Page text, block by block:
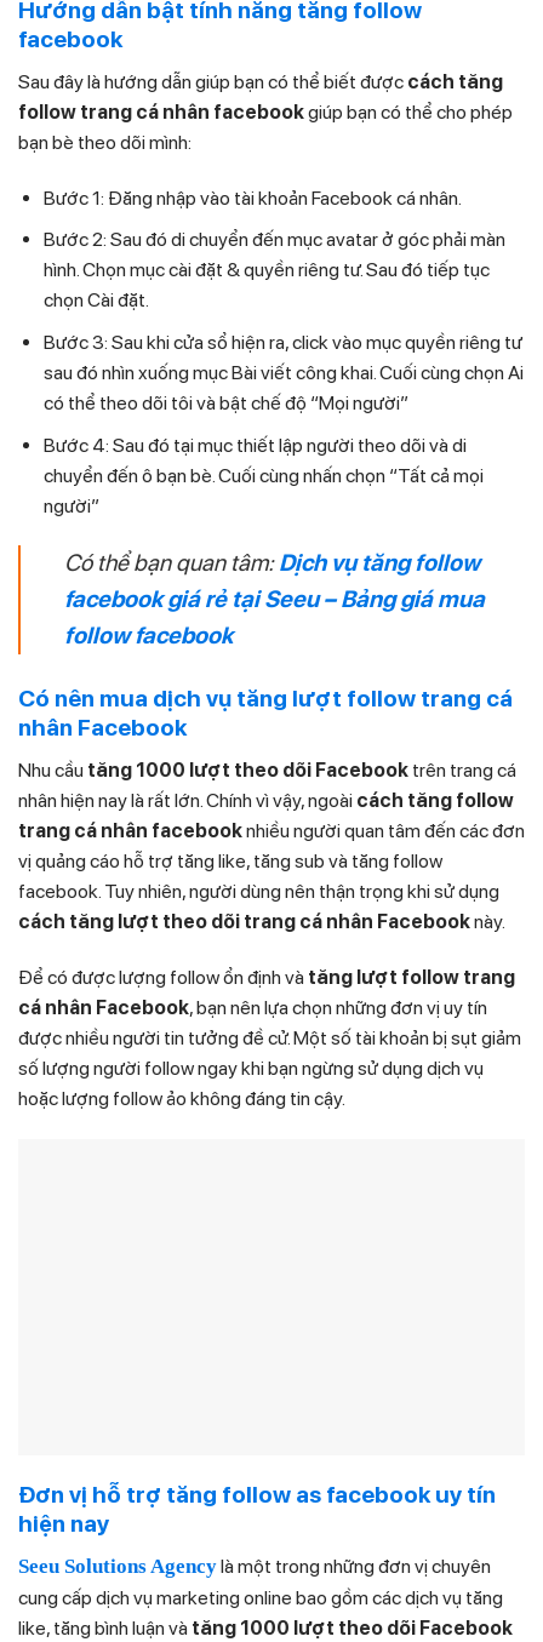
Hướng dẫn bật tính năng tăng follow
facebook
Sau đây là hướng dẫn giúp bạn có thể biết được cách tăng
follow trang cá nhân facebookgiúp bạn có thể cho phép
bạn bè theo dõi mình:
Bước 1: Đăng nhập vào tài khoản Facebook cá nhân.
Bước 2: Sau đó di chuyển đến mục avatar ở góc phải màn
hình. Chọn mục cài đặt & quyền riêng tư. Sau đó tiếp tục
chọn Cài đặt.
Bước 3: Sau khi cửa sổ hiện ra, click vào mục quyền riêng tư
sau đó nhìn xuống mục Bài viết công khai. Cuối cùng chọn Ai
có thể theo dõi tôi và bật chế độ “Mọi người”
Bước 4: Sau đó tại mục thiết lập người theo dõi và di
chuyển đến ô bạn bè. Cuối cùng nhấn chọn “Tất cả mọi
người”
Có thể bạn quan tâm:Dịch vụ tăng follow
facebook giá rẻ tại Seeu – Bảng giá mua
follow facebook
Có nên mua dịch vụ tăng lượt follow trang cá
nhân Facebook
Nhu cầu tăng 1000 lượt theo dõi Facebook trên trang cá
nhân hiện nay là rất lớn. Chính vì vậy, ngoài cách tăng follow
trang cá nhân facebooknhiều người quan tâm đến các đơn
vị quảng cáo hỗ trợ tăng like, tăng sub và tăng follow
facebook. Tuy nhiên, người dùng nên thận trọng khi sử dụng
cách tăng lượt theo dõi trang cá nhân Facebooknày.
Để có được lượng follow ổn định và tăng lượt follow trang
cá nhân Facebook, bạn nên lựa chọn những đơn vị uy tín
được nhiều người tin tưởng đề cử. Một số tài khoản bị sụt giảm
số lượng người follow ngay khi bạn ngừng sử dụng dịch vụ
hoặc lượng follow ảo không đáng tin cậy.
Đơn vị hỗ trợ tăng follow as facebook uy tín
hiện nay
Seeu Solutions Agencylà một trong những đơn vị chuyên
cung cấp dịch vụ marketing online bao gồm các dịch vụ tăng
like, tăng bình luận và tăng 1000 lượt theo dõi Facebook